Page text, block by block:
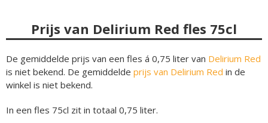
Prijs van Delirium Red fles 75cl
De gemiddelde prijs van een fles á 0,75 liter van Delirium Red
is niet bekend. De gemiddelde prijs van Delirium Red in de
winkel is niet bekend.
In een fles 75cl zit in totaal 0,75 liter.